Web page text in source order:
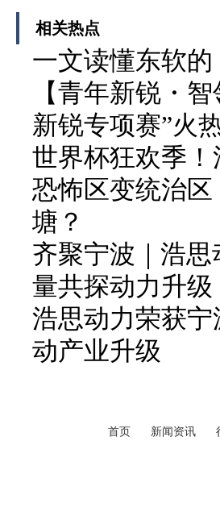
相关热点
一文读懂东软的
【青年新锐・
新锐专项赛”火
世界杯狂欢季
恐怖区变统治
塘？
齐聚宁波｜浩
量共探动力升级
浩思动力荣获
动产业升级
首页 新闻资讯